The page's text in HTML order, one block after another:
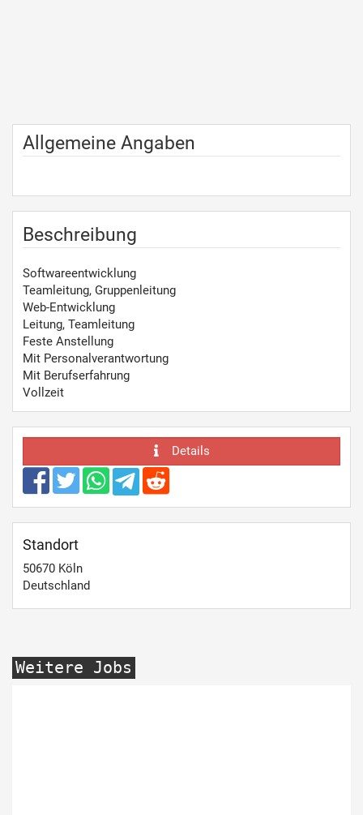
Allgemeine Angaben
Beschreibung
Softwareentwicklung
Teamleitung, Gruppenleitung
Web-Entwicklung
Leitung, Teamleitung
Feste Anstellung
Mit Personalverantwortung
Mit Berufserfahrung
Vollzeit
Details
Standort
50670 Köln
Deutschland
Weitere Jobs